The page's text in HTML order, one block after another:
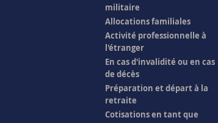
militaire
Allocations familiales
Activité professionnelle à
l'étranger
En cas d'invalidité ou en cas
de décès
Préparation et départ à la
retraite
Cotisations en tant que